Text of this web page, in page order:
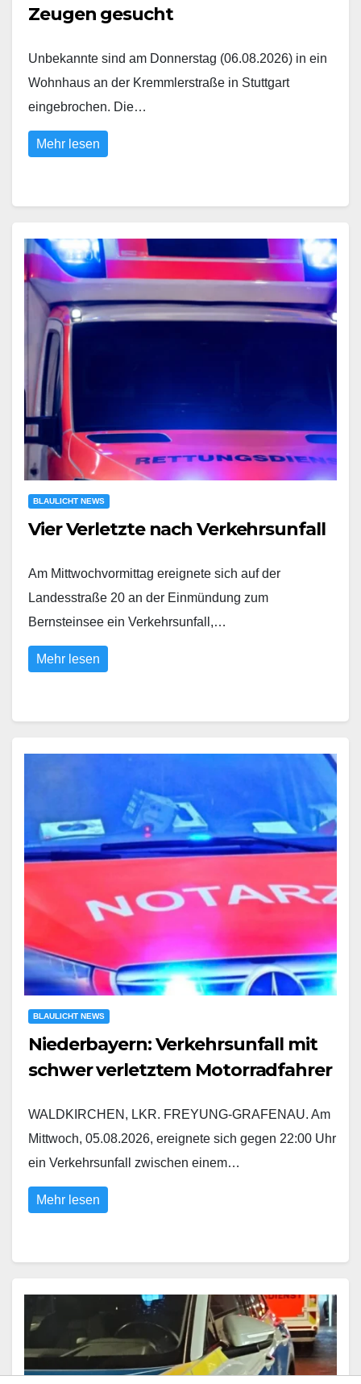
Zeugen gesucht
Unbekannte sind am Donnerstag (06.08.2026) in ein
Wohnhaus an der Kremmlerstraße in Stuttgart
eingebrochen. Die…
Mehr lesen
BLAULICHT NEWS
Vier Verletzte nach Verkehrsunfall
Am Mittwochvormittag ereignete sich auf der
Landesstraße 20 an der Einmündung zum
Bernsteinsee ein Verkehrsunfall,…
Mehr lesen
BLAULICHT NEWS
Niederbayern: Verkehrsunfall mit
schwer verletztem Motorradfahrer
WALDKIRCHEN, LKR. FREYUNG-GRAFENAU. Am
Mittwoch, 05.08.2026, ereignete sich gegen 22:00 Uhr
ein Verkehrsunfall zwischen einem…
Mehr lesen